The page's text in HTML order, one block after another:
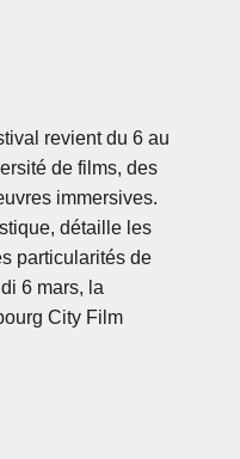
revient du 6 au
de films, des
immersives.
détaille les
particularités de
6 mars, la
City Film